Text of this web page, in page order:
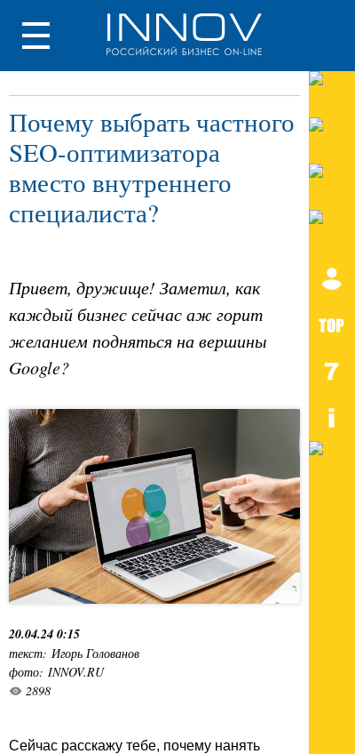
Почему выбрать частного
SEO-оптимизатора
вместо внутреннего
специалиста?
Привет, дружище! Заметил, как
каждый бизнес сейчас аж горит
желанием подняться на вершины
Google?
20.04.24 0:15
текст: Игорь Голованов
фото: INNOV.RU
2898
Сейчас расскажу тебе, почему нанять